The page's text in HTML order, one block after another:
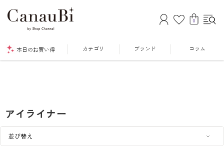
0
本日のお買い得 カテゴリ ブランド コラム
アイライナー